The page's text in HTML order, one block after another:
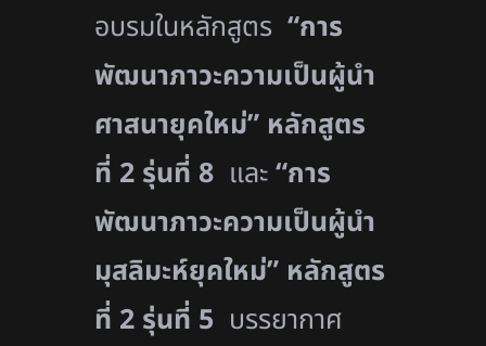
อบรมในหลักสูตร“การ
พัฒนาภาวะความเป็นผู้นำ
ศาสนายุคใหม่” หลักสูตร
ที่ 2 รุ่นที่ 8 และ“การ
พัฒนาภาวะความเป็นผู้นำ
มุสลิมะห์ยุคใหม่” หลักสูตร
ที่ 2 รุ่นที่ 5 บรรยากาศ